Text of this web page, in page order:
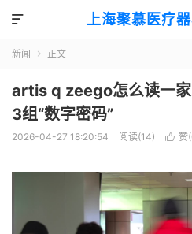
上海聚慕医疗

新闻  正文
artis q zeego怎么读一
3组“数字密码”
2026-04-27 18:20:54 阅读(14)  赞(